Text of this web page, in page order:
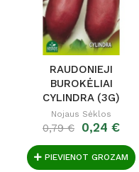
RAUDONIEJI
BUROKĖLIAI
CYLINDRA (3G)
Nojaus Sėklos
0,79 € 0,24 €
PIEVIENOT GROZAM